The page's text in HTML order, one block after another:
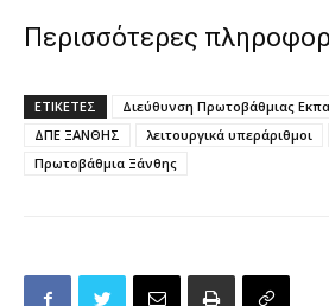
Περισσότερες
ΕΤΙΚΕΤΕΣ
Διεύθυνση Πρωτοβάθμιας
ΔΠΕ ΞΑΝΘΗΣ
λειτουργικά υπεράριθμοι
Πρωτοβάθμια Ξάνθης